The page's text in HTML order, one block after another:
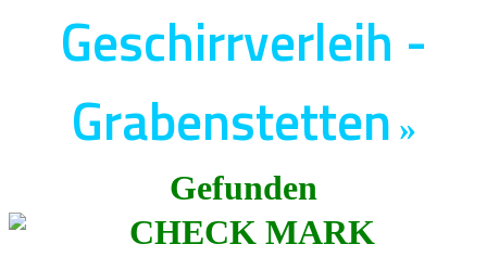
Geschirrverleih -
Grabenstetten »
Gefunden